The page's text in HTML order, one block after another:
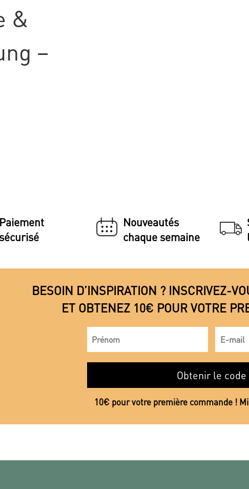
&
–
Paiement
sécurisé
Nouveautés
chaque semaine
BESOIN D’INSPIRATION ? INSCRIVEZ-
ET OBTENEZ 10€ POUR VOTRE
Obtenir le code
10€ pour votre première commande !